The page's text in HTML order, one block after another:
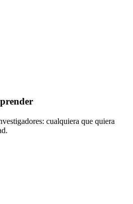
cualquiera que quiera